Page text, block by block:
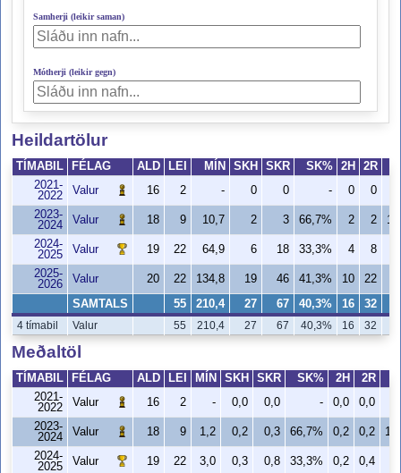
Samherji (leikir saman)
Mótherji (leikir gegn)
Heildartölur
TÍMABIL FÉLAG ALD LEI MÍN SKH SKR SK% 2H
2R
2021-
2022
Valur 16 2 - 0 0 - 0
0
2023-
2024
Valur 18 9 10,7 2 3 66,7% 2 2
2024-
2025
Valur 19 22 64,9 6 18 33,3% 4 8
2025-
2026
Valur 20 22 134,8 19 46 41,3% 10 22
SAMTALS 55 210,4 27 67 40,3% 16 32
4 tímabil Valur 55 210,4 27 67 40,3% 16 32
Meðaltöl
TÍMABIL FÉLAG ALD LEI MÍN SKH SKR SK% 2H 2R
2021-
2022
Valur 16 2 - 0,0 0,0 - 0,0
0,0
2023-
2024
Valur 18 9 1,2 0,2 0,3 66,7% 0,2 0,2
2024-
2025
Valur 19 22 3,0 0,3 0,8 33,3% 0,2 0,4